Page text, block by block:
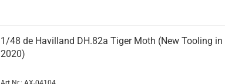
1/48 de Havilland DH.82a Tiger Moth (New Tooling in
2020)